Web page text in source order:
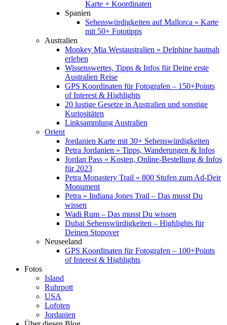
Karte + Koordinaten
Spanien
Sehenswürdigkeiten auf Mallorca » Karte
mit 50+ Fototipps
Australien
Monkey Mia Westaustralien » Delphine hautnah
erleben
Wissenswertes, Tipps & Infos für Deine erste
Australien Reise
GPS Koordinaten für Fotografen – 150+Points
of Interest & Highlights
20 lustige Gesetze in Australien und sonstige
Kuriositäten
Linksammlung Australien
Orient
Jordanien Karte mit 30+ Sehenswürdigkeiten
Petra Jordanien » Tipps, Wanderungen & Infos
Jordan Pass » Kosten, Online-Bestellung & Infos
für 2023
Petra Monastery Trail » 800 Stufen zum Ad-Deir
Monument
Petra » Indiana Jones Trail – Das musst Du
wissen
Wadi Rum – Das musst Du wissen
Dubai Sehenswürdigkeiten – Highlights für
Deinen Stopover
Neuseeland
GPS Koordinaten für Fotografen – 100+Points
of Interest & Highlights
Fotos
Island
Ruhrpott
USA
Lofoten
Jordanien